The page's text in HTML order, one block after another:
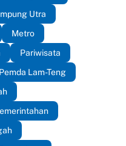
Utra
Metro
Pariwisata
Pemda Lam-Teng